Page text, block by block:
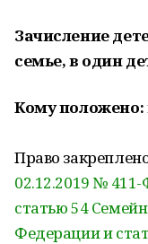
Зачисление
семье, в один
Кому положено:
Право
02.12.2019 №
статью 54
Федерации и